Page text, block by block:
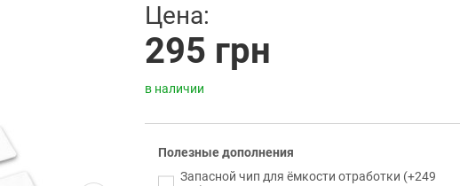
Цена:
295 грн
в наличии
Полезные дополнения
Запасной чип для ёмкости отработки (+249